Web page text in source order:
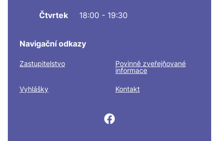
Čtvrtek 18:00 - 19:30
Navigační odkazy
Zastupitelstvo
Povinně zveřejňované
informace
Vyhlášky Kontakt